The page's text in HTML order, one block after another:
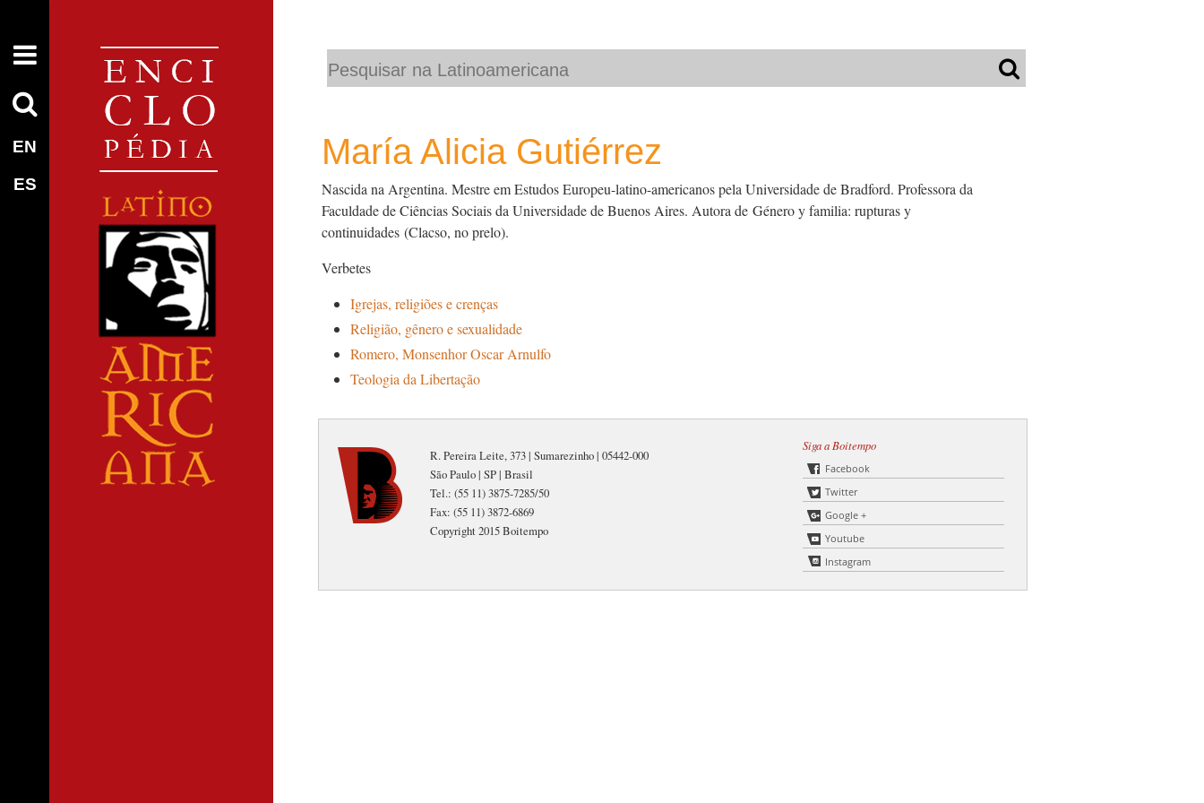
EN
ES
María Alicia Gutiérrez
Nascida na Argentina. Mestre em Estudos Europeu-latino-americanos pela Universidade de Bradford. Professora da
Faculdade de Ciências Sociais da Universidade de Buenos Aires. Autora de Género y familia: rupturas y
continuidades (Clacso, no prelo).
Verbetes
Igrejas, religiões e crenças
Religião, gênero e sexualidade
Romero, Monsenhor Oscar Arnulfo
Teologia da Libertação
R. Pereira Leite, 373 | Sumarezinho | 05442-000
São Paulo | SP | Brasil
Tel.: (55 11) 3875-7285/50
Fax: (55 11) 3872-6869
Copyright 2015 Boitempo
Siga a Boitempo
Facebook
Twitter
Google +
Youtube
Instagram